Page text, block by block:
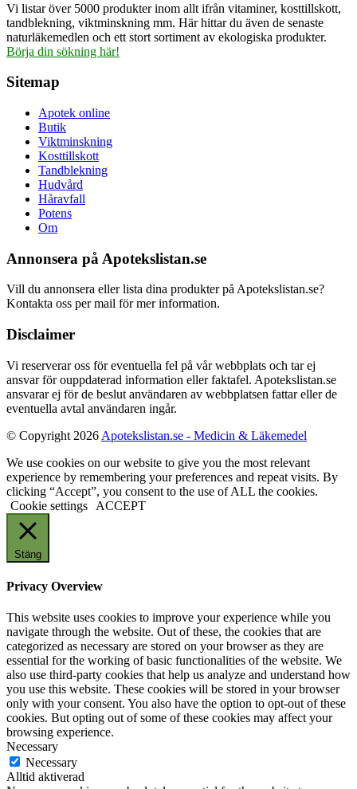
Vi listar över 5000 produkter inom allt ifrån vitaminer, kosttillskott,
tandblekning, viktminskning mm. Här hittar du även de senaste
naturläkemedlen och ett stort sortiment av ekologiska produkter.
Börja din sökning här!
Sitemap
Apotek online
Butik
Viktminskning
Kosttillskott
Tandblekning
Hudvård
Håravfall
Potens
Om
Annonsera på Apotekslistan.se
Vill du annonsera eller lista dina produkter på Apotekslistan.se?
Kontakta oss per mail för mer information.
Disclaimer
Vi reserverar oss för eventuella fel på vår webbplats och tar ej
ansvar för ouppdaterad information eller faktafel. Apotekslistan.se
ansvarar ej för de beslut användaren av webbplatsen fattar eller de
eventuella avtal användaren ingår.
© Copyright 2026 Apotekslistan.se - Medicin & Läkemedel
We use cookies on our website to give you the most relevant
experience by remembering your preferences and repeat visits. By
clicking “Accept”, you consent to the use of ALL the cookies.
Cookie settings
ACCEPT
Stäng
Privacy Overview
This website uses cookies to improve your experience while you
navigate through the website. Out of these, the cookies that are
categorized as necessary are stored on your browser as they are
essential for the working of basic functionalities of the website. We
also use third-party cookies that help us analyze and understand how
you use this website. These cookies will be stored in your browser
only with your consent. You also have the option to opt-out of these
cookies. But opting out of some of these cookies may affect your
browsing experience.
Necessary
Necessary
Alltid aktiverad